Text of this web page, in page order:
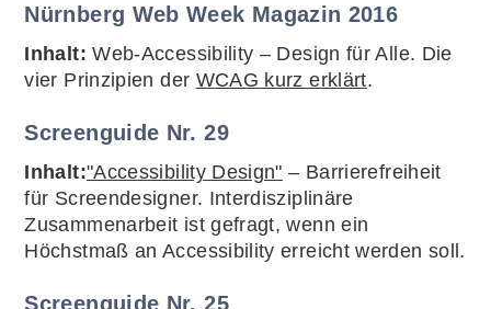
Nürnberg Web Week Magazin 2016
Inhalt: Web-Accessibility – Design für Alle. Die
vier Prinzipien der WCAG kurz erklärt.
Screenguide Nr. 29
Inhalt:"Accessibility Design" – Barrierefreiheit
für Screendesigner. Interdisziplinäre
Zusammenarbeit ist gefragt, wenn ein
Höchstmaß an Accessibility erreicht werden soll.
Screenguide Nr. 25